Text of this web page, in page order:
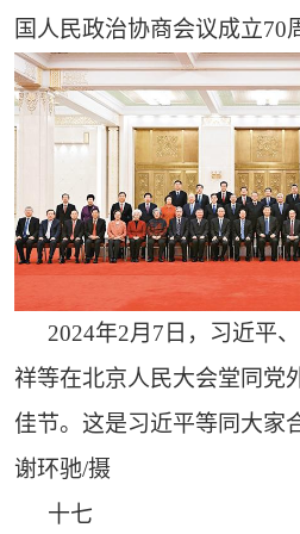
国人民政治协商会议成立70
2024年2月7日，习近平
祥等在北京人民大会堂同党
佳节。这是习近平等同大家
谢环驰/摄
十七